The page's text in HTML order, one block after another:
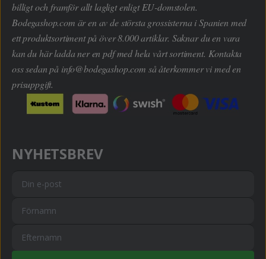
billigt och framför allt lagligt enligt EU-domstolen.
Bodegashop.com är en av de största grossisterna i Spanien med
ett produktsortiment på över 8.000 artiklar. Saknar du en vara
kan du här ladda ner en pdf med hela vårt sortiment. Kontakta
oss sedan på info@bodegashop.com så återkommer vi med en
prisuppgift.
NYHETSBREV